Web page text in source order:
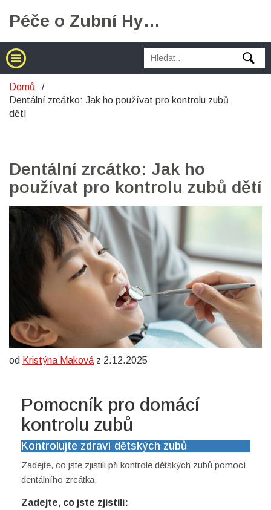
Péče o Zubní Hygienu
Domů
Dentální zrcátko: Jak ho používat pro kontrolu zubů
dětí
Dentální zrcátko: Jak ho
používat pro kontrolu zubů dětí
od Kristýna Maková z 2.12.2025
Pomocník pro domácí
kontrolu zubů
Kontrolujte zdraví dětských zubů
Zadejte, co jste zjistili při kontrole dětských zubů pomocí
dentálního zrcátka.
Zadejte, co jste zjistili: